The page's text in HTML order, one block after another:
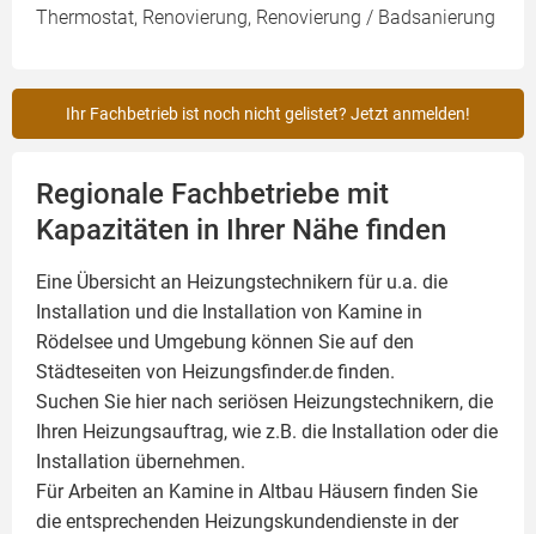
Thermostat, Renovierung, Renovierung / Badsanierung
Ihr Fachbetrieb ist noch nicht gelistet? Jetzt anmelden!
Regionale Fachbetriebe mit
Kapazitäten in Ihrer Nähe finden
Eine Übersicht an Heizungstechnikern für u.a. die
Installation und die Installation von Kamine in
Rödelsee und Umgebung können Sie auf den
Städteseiten von Heizungsfinder.de finden.
Suchen Sie hier nach seriösen Heizungstechnikern, die
Ihren Heizungsauftrag, wie z.B. die Installation oder die
Installation übernehmen.
Für Arbeiten an Kamine in Altbau Häusern finden Sie
die entsprechenden Heizungskundendienste in der